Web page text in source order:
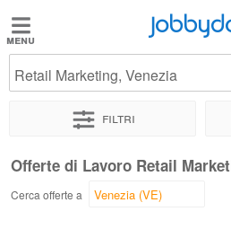
Jobbydoo
Offerte
Stipendi
Retail Marketing, Venezia
Filtri
Offerte di Lavoro Retail
Cerca offerte a